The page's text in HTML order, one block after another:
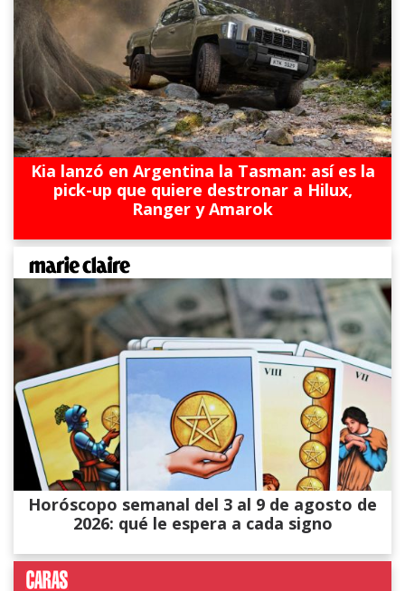
Kia lanzó en Argentina la Tasman: así es la
pick-up que quiere destronar a Hilux,
Ranger y Amarok
Horóscopo semanal del 3 al 9 de agosto de
2026: qué le espera a cada signo